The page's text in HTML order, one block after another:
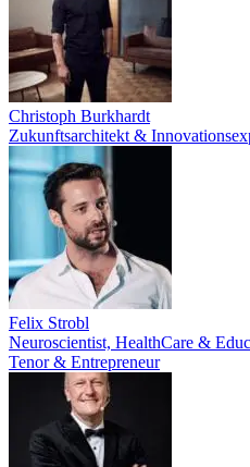
Christoph Burkhardt
Zukunftsarchitekt &
Felix Strobl
Neuroscientist, HealthCare &
Tenor & Entrepreneur